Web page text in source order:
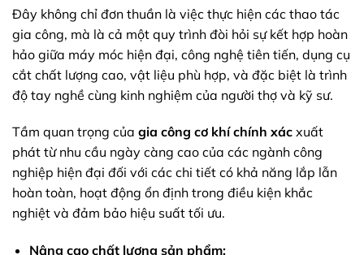
Đây không chỉ đơn thuần là việc thực hiện các thao tác
gia công, mà là cả một quy trình đòi hỏi sự kết hợp hoàn
hảo giữa máy móc hiện đại, công nghệ tiên tiến, dụng cụ
cắt chất lượng cao, vật liệu phù hợp, và đặc biệt là trình
độ tay nghề cùng kinh nghiệm của người thợ và kỹ sư.
Tầm quan trọng của gia công cơ khí chính xác xuất
phát từ nhu cầu ngày càng cao của các ngành công
nghiệp hiện đại đối với các chi tiết có khả năng lắp lẫn
hoàn toàn, hoạt động ổn định trong điều kiện khắc
nghiệt và đảm bảo hiệu suất tối ưu.
Nâng cao chất lượng sản phẩm: